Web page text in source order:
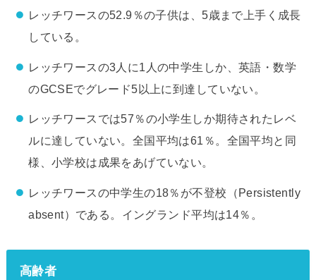
レッチワースの52.9％の子供は、5歳まで上手く成長
している。
レッチワースの3人に1人の中学生しか、英語・数学
のGCSEでグレード5以上に到達していない。
レッチワースでは57％の小学生しか期待されたレベ
ルに達していない。全国平均は61％。全国平均と同
様、小学校は成果をあげていない。
レッチワースの中学生の18％が不登校（Persistently
absent）である。イングランド平均は14％。
高齢者